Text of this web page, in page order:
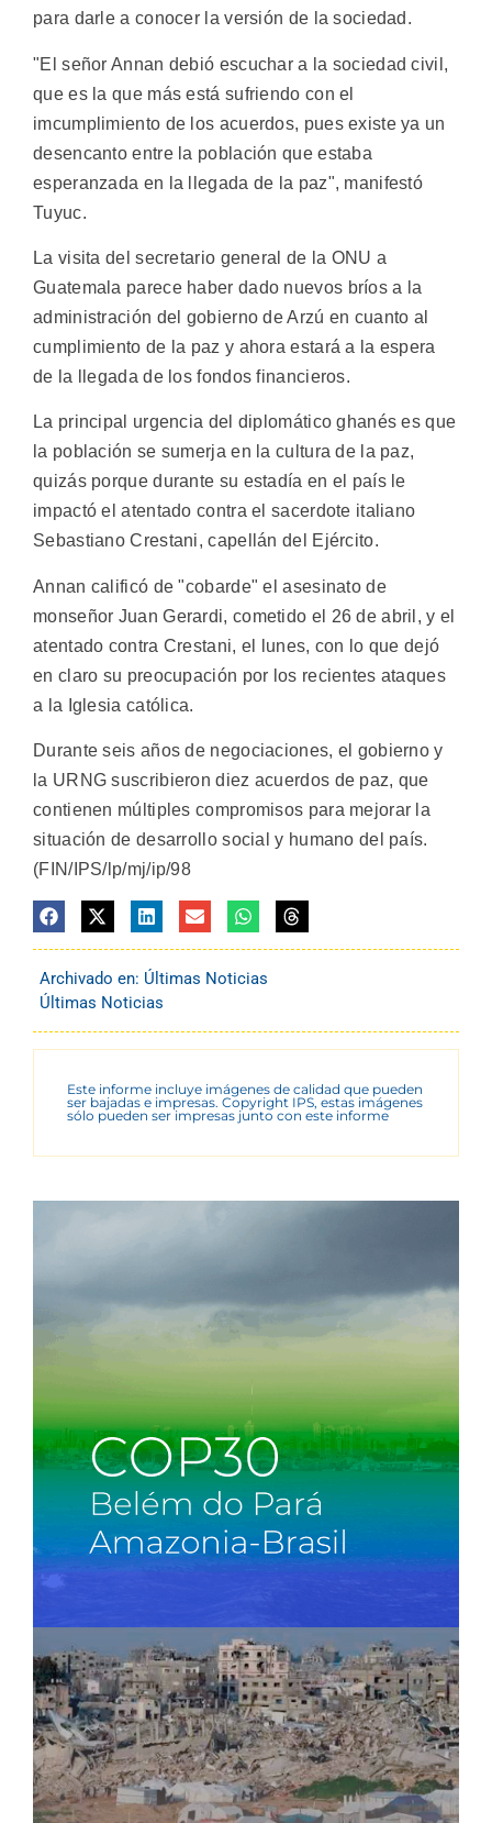
para darle a conocer la versión de la sociedad.
"El señor Annan debió escuchar a la sociedad civil,
que es la que más está sufriendo con el
imcumplimiento de los acuerdos, pues existe ya un
desencanto entre la población que estaba
esperanzada en la llegada de la paz", manifestó
Tuyuc.
La visita del secretario general de la ONU a
Guatemala parece haber dado nuevos bríos a la
administración del gobierno de Arzú en cuanto al
cumplimiento de la paz y ahora estará a la espera
de la llegada de los fondos financieros.
La principal urgencia del diplomático ghanés es que
la población se sumerja en la cultura de la paz,
quizás porque durante su estadía en el país le
impactó el atentado contra el sacerdote italiano
Sebastiano Crestani, capellán del Ejército.
Annan calificó de "cobarde" el asesinato de
monseñor Juan Gerardi, cometido el 26 de abril, y el
atentado contra Crestani, el lunes, con lo que dejó
en claro su preocupación por los recientes ataques
a la Iglesia católica.
Durante seis años de negociaciones, el gobierno y
la URNG suscribieron diez acuerdos de paz, que
contienen múltiples compromisos para mejorar la
situación de desarrollo social y humano del país.
(FIN/IPS/lp/mj/ip/98
Archivado en: Últimas Noticias
Últimas Noticias
Este informe incluye imágenes de calidad que pueden
ser bajadas e impresas. Copyright IPS, estas imágenes
sólo pueden ser impresas junto con este informe